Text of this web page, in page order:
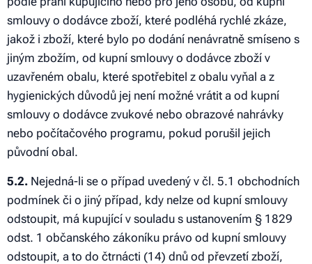
smlouvy o dodávce zboží, které podléhá rychlé zkáze,
jakož i zboží, které bylo po dodání nenávratně smíseno s
jiným zbožím, od kupní smlouvy o dodávce zboží v
uzavřeném obalu, které spotřebitel z obalu vyňal a z
hygienických důvodů jej není možné vrátit a od kupní
smlouvy o dodávce zvukové nebo obrazové nahrávky
nebo počítačového programu, pokud porušil jejich
původní obal.
5.2. Nejedná-li se o případ uvedený v čl. 5.1 obchodních
podmínek či o jiný případ, kdy nelze od kupní smlouvy
odstoupit, má kupující v souladu s ustanovením § 1829
odst. 1 občanského zákoníku právo od kupní smlouvy
odstoupit, a to do čtrnácti (14) dnů od převzetí zboží,